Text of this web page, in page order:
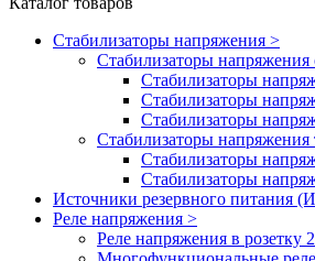
Стабилизаторы напряжения >
Cтабилизаторы
Стабилизаторы
Стабилизаторы
Стабилизаторы
Стабилизаторы напряжения
Cтабилизаторы
Стабилизаторы
Источники резервного питания
Реле напряжения >
Реле напряжения в розетку